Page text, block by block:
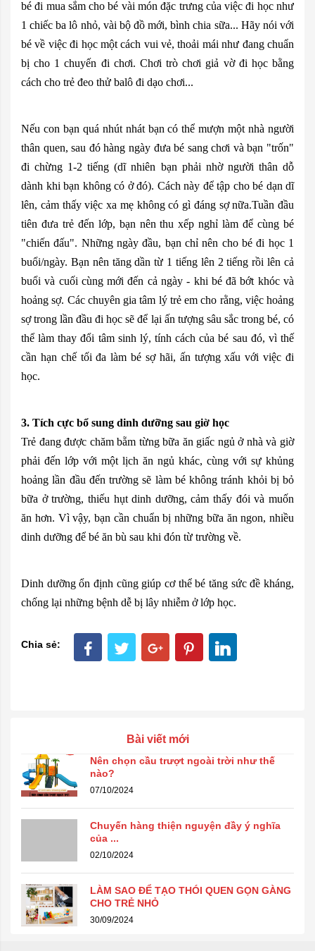
bé đi mua sắm cho bé vài món đặc trưng của việc đi học như
1 chiếc ba lô nhỏ, vài bộ đồ mới, bình chia sữa... Hãy nói với
bé về việc đi học một cách vui vẻ, thoải mái như đang chuẩn
bị cho 1 chuyến đi chơi. Chơi trò chơi giả vờ đi học bằng
cách cho trẻ đeo thử balô đi dạo chơi...
Nếu con bạn quá nhút nhát bạn có thể mượn một nhà người
thân quen, sau đó hàng ngày đưa bé sang chơi và bạn "trốn"
đi chừng 1-2 tiếng (dĩ nhiên bạn phải nhờ người thân dỗ
dành khi bạn không có ở đó). Cách này để tập cho bé dạn dĩ
lên, cảm thấy việc xa mẹ không có gì đáng sợ nữa.Tuần đầu
tiên đưa trẻ đến lớp, bạn nên thu xếp nghỉ làm để cùng bé
"chiến đấu". Những ngày đầu, bạn chỉ nên cho bé đi học 1
buổi/ngày. Bạn nên tăng dần từ 1 tiếng lên 2 tiếng rồi lên cả
buổi và cuối cùng mới đến cả ngày - khi bé đã bớt khóc và
hoảng sợ. Các chuyên gia tâm lý trẻ em cho rằng, việc hoảng
sợ trong lần đầu đi học sẽ để lại ấn tượng sâu sắc trong bé, có
thể làm thay đổi tâm sinh lý, tính cách của bé sau đó, vì thế
cần hạn chế tối đa làm bé sợ hãi, ấn tượng xấu với việc đi
học.
3. Tích cực bổ sung dinh dưỡng sau giờ học
Trẻ đang được chăm bẵm từng bữa ăn giấc ngủ ở nhà và giờ
phải đến lớp với một lịch ăn ngủ khác, cùng với sự khủng
hoảng lần đầu đến trường sẽ làm bé không tránh khỏi bị bỏ
bữa ở trường, thiếu hụt dinh dưỡng, cảm thấy đói và muốn
ăn hơn. Vì vậy, bạn cần chuẩn bị những bữa ăn ngon, nhiều
dinh dưỡng để bé ăn bù sau khi đón từ trường về.
Dinh dưỡng ổn định cũng giúp cơ thể bé tăng sức đề kháng,
chống lại những bệnh dễ bị lây nhiễm ở lớp học.
Chia sẻ:
Bài viết mới
Nên chọn cầu trượt ngoài trời như thế
nào?
07/10/2024
Chuyến hàng thiện nguyện đầy ý nghĩa
của ...
02/10/2024
LÀM SAO ĐỂ TẠO THÓI QUEN GỌN GÀNG
CHO TRẺ NHỎ
30/09/2024